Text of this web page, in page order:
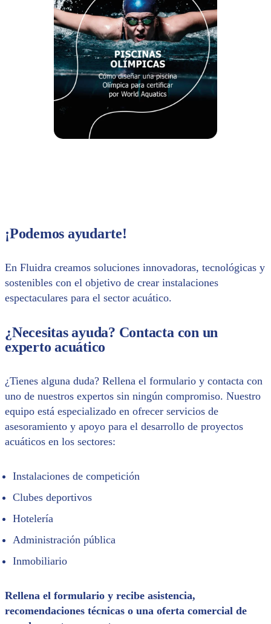
¡Podemos ayudarte!
En Fluidra creamos soluciones innovadoras, tecnológicas y
sostenibles con el objetivo de crear instalaciones
espectaculares para el sector acuático.
¿Necesitas ayuda? Contacta con un
experto acuático
¿Tienes alguna duda? Rellena el formulario y contacta con
uno de nuestros expertos sin ningún compromiso. Nuestro
equipo está especializado en ofrecer servicios de
asesoramiento y apoyo para el desarrollo de proyectos
acuáticos en los sectores:
Instalaciones de competición
Clubes deportivos
Hotelería
Administración pública
Inmobiliario
Rellena el formulario y recibe asistencia,
recomendaciones técnicas o una oferta comercial de